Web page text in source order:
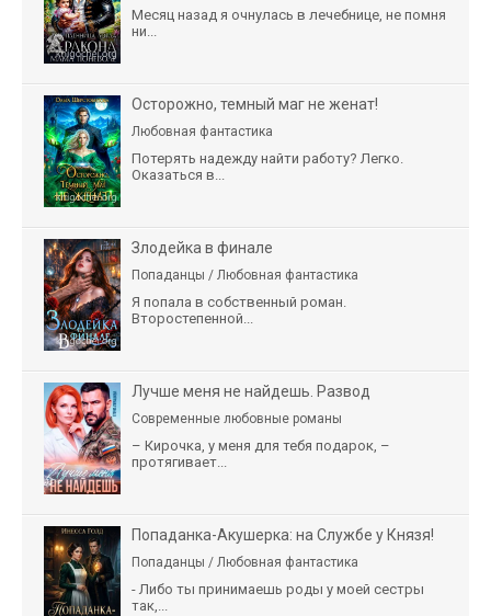
Месяц назад я очнулась в лечебнице, не помня
ни...
Осторожно, темный маг не женат!
Любовная фантастика
Потерять надежду найти работу? Легко.
Оказаться в...
Злодейка в финале
Попаданцы / Любовная фантастика
Я попала в собственный роман.
Второстепенной...
Лучше меня не найдешь. Развод
Современные любовные романы
– Кирочка, у меня для тебя подарок, –
протягивает...
Попаданка-Акушерка: на Службе у Князя!
Попаданцы / Любовная фантастика
- Либо ты принимаешь роды у моей сестры
так,...